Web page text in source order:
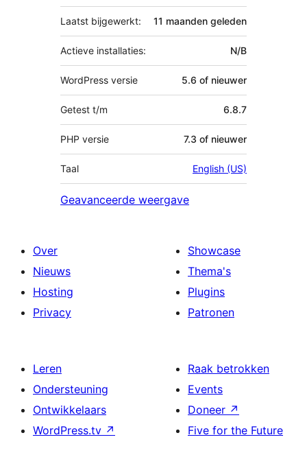
Laatst bijgewerkt: 11 maanden geleden
Actieve installaties: N/B
WordPress versie 5.6 of nieuwer
Getest t/m 6.8.7
PHP versie 7.3 of nieuwer
Taal English (US)
Geavanceerde weergave
Over
Nieuws
Hosting
Privacy
Showcase
Thema's
Plugins
Patronen
Leren
Ondersteuning
Ontwikkelaars
WordPress.tv ↗
Raak betrokken
Events
Doneer ↗
Five for the Future